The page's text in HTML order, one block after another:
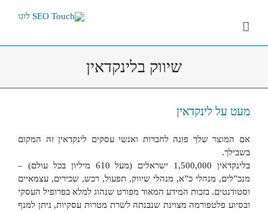
שיווק בלינקדאין
מעט על לינקדאין
אם המוצר שלך פונה לחברות ואנשי עסקים לינקדאין זה המקום
בשבילך.
בלינקדאין 1,500,000 ישראלים (מעל 610 מיליון בכל עולם) –
מנכ”לים, מנהלי כ”א, מנהלי שיווק, תפעול, רכש, שכירים, עצמאיים
וסטודנטים. בזכות המידע המאוד מפורט שנהוג למלא בפרופיל העסקי
ובסיוע פלטפורמה מצוינת שנבנתה לשרת מטרות עסקיות, ניתן למנף